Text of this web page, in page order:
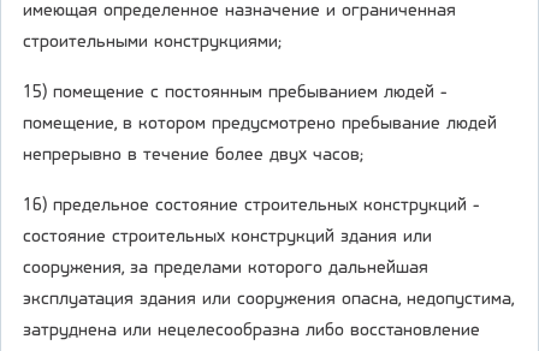
имеющая определенное назначение и ограниченная
строительными конструкциями;
15) помещение с постоянным пребыванием людей -
помещение, в котором предусмотрено пребывание людей
непрерывно в течение более двух часов;
16) предельное состояние строительных конструкций -
состояние строительных конструкций здания или
сооружения, за пределами которого дальнейшая
эксплуатация здания или сооружения опасна, недопустима,
затруднена или нецелесообразна либо восстановление